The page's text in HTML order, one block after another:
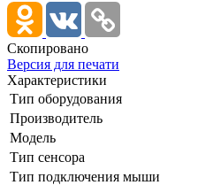
Скопировано
Версия для печати
Характеристики
Тип оборудования
Производитель
Модель
Тип сенсора
Тип подключения мыши